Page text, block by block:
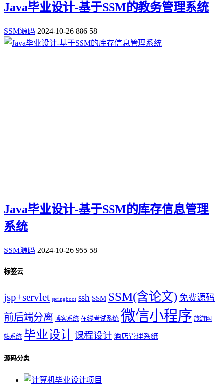
Java毕业设计-基于SSM的教务管理系统
SSM源码 2024-10-26 886 58
Java毕业设计-基于SSM的库存信息管理
系统
SSM源码 2024-10-26 955 58
标签云
jsp+servlet springboot ssh SSM SSM(含论文) 免费源码
前后端分离 博客系统 在线考试系统 微信小程序 旅游网
站系统 毕业设计课程设计 酒店管理系统
源码分类